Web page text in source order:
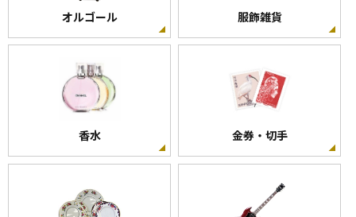
オルゴール 服飾雑貨
香水 金券・切手